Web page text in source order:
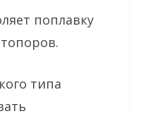
поплавку
типа